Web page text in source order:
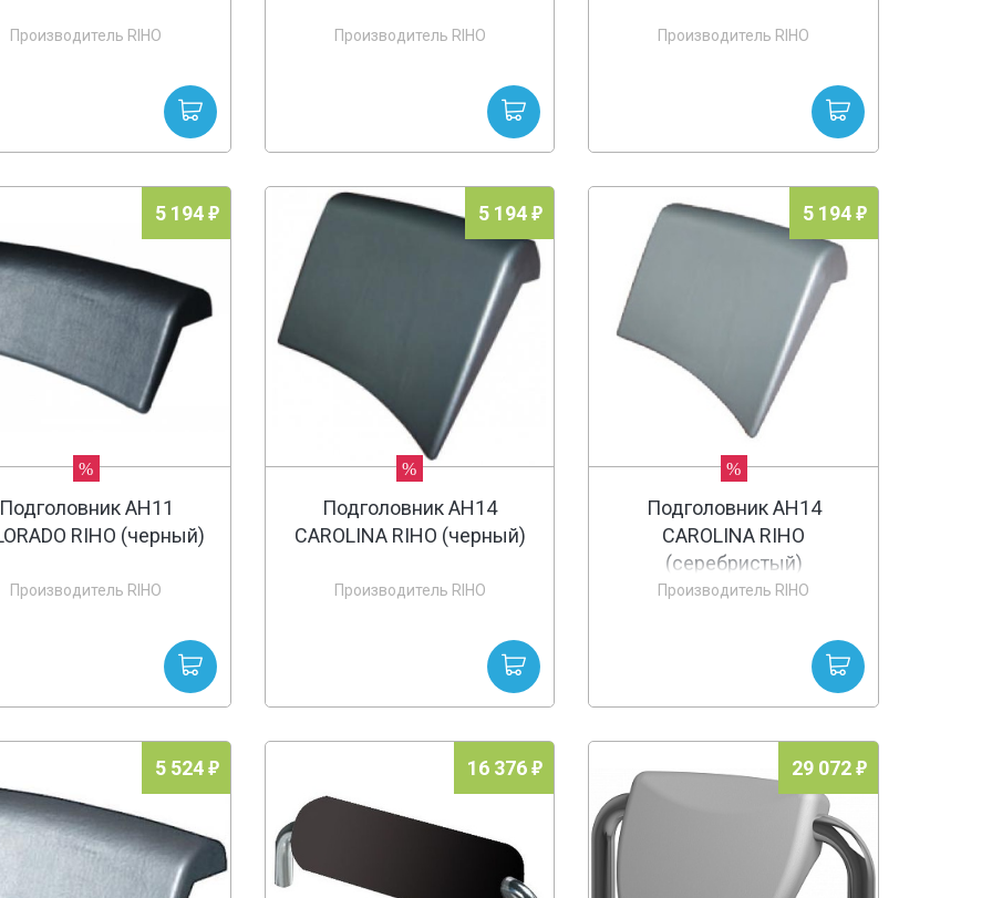
Производитель RIHO Производитель RIHO Производитель RIHO
5 194
%
AH11
RIHO (черный)
Производитель RIHO
5 194
%
Подголовник AH14
CAROLINA RIHO (черный)
Производитель RIHO
5 194
%
Подголовник AH14
CAROLINA RIHO
(серебристый)
Производитель RIHO
5 524 16 376 29 072